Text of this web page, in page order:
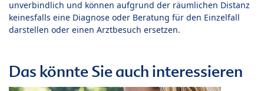
unverbindlich und können aufgrund der räumlichen Distanz
keinesfalls eine Diagnose oder Beratung für den Einzelfall
darstellen oder einen Arztbesuch ersetzen.
Das könnte Sie auch interessieren